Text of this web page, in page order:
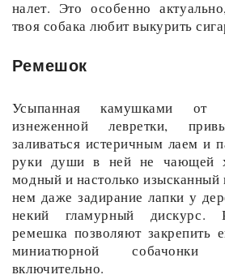
налет. Это особенно
твоя собака любит выкурить
Ремешок
Усыпанная камушками от
изнеженной левретки,
заливаться истеричным лаем и
руки души в ней не чающей
модный и настолько
нем даже задирание лапки у
некий гламурный дискурс.
ремешка позволяют закрепить
миниатюрной
включительно.